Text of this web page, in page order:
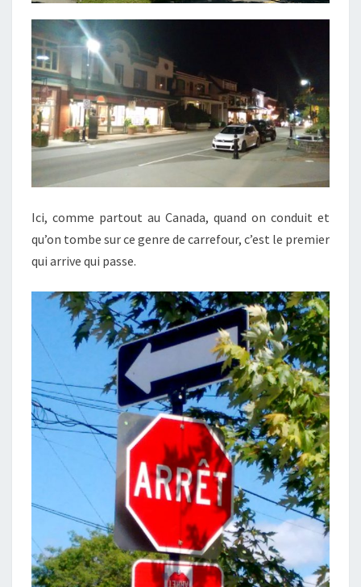
Ici, comme partout au Canada, quand on conduit et
qu’on tombe sur ce genre de carrefour, c’est le premier
qui arrive qui passe.